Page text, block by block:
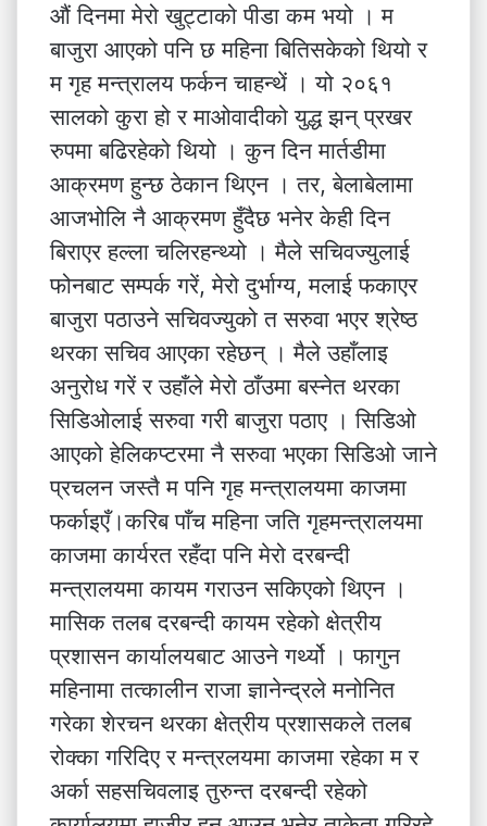
औं दिनमा मेरो खुट्टाको पीडा कम भयो । म
बाजुरा आएको पनि छ महिना बितिसकेको थियो र
म गृह मन्त्रालय फर्कन चाहन्थें । यो २०६१
सालको कुरा हो र माओवादीको युद्ध झन् प्रखर
रुपमा बढिरहेको थियो । कुन दिन मार्तडीमा
आक्रमण हुन्छ ठेकान थिएन । तर, बेलाबेलामा
आजभोलि नै आक्रमण हुँदैछ भनेर केही दिन
बिराएर हल्ला चलिरहन्थ्यो । मैले सचिवज्युलाई
फोनबाट सम्पर्क गरें, मेरो दुर्भाग्य, मलाई फकाएर
बाजुरा पठाउने सचिवज्युको त सरुवा भएर श्रेष्ठ
थरका सचिव आएका रहेछन् । मैले उहाँलाइ
अनुरोध गरें र उहाँले मेरो ठाँउमा बस्नेत थरका
सिडिओलाई सरुवा गरी बाजुरा पठाए । सिडिओ
आएको हेलिकप्टरमा नै सरुवा भएका सिडिओ जाने
प्रचलन जस्तै म पनि गृह मन्त्रालयमा काजमा
फर्काइएँ।करिब पाँच महिना जति गृहमन्त्रालयमा
काजमा कार्यरत रहँदा पनि मेरो दरबन्दी
मन्त्रालयमा कायम गराउन सकिएको थिएन ।
मासिक तलब दरबन्दी कायम रहेको क्षेत्रीय
प्रशासन कार्यालयबाट आउने गर्थ्यो । फागुन
महिनामा तत्कालीन राजा ज्ञानेन्द्रले मनोनित
गरेका शेरचन थरका क्षेत्रीय प्रशासकले तलब
रोक्का गरिदिए र मन्त्रलयमा काजमा रहेका म र
अर्का सहसचिवलाइ तुरुन्त दरबन्दी रहेको